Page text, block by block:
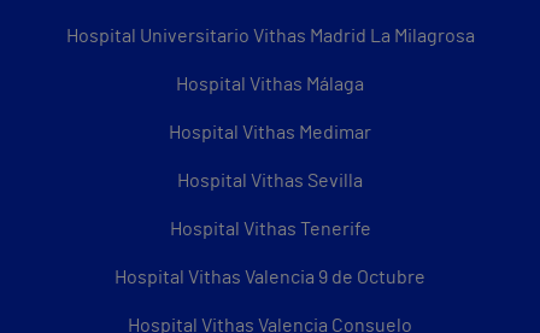
Hospital Universitario Vithas Madrid La Milagrosa
Hospital Vithas Málaga
Hospital Vithas Medimar
Hospital Vithas Sevilla
Hospital Vithas Tenerife
Hospital Vithas Valencia 9 de Octubre
Hospital Vithas Valencia Consuelo